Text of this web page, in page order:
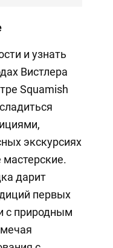
и узнать
Вистлера
Squamish
экскурсиях
дарит
первых
с природным